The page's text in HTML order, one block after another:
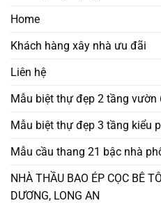
Home
Khách hàng xây nhà ưu đãi
Liên hệ
Mẫu biệt thự đẹp 2 tầng vườn
Mẫu biệt thự đẹp 3 tầng kiểu
Mẫu cầu thang 21 bậc nhà
NHÀ THẦU BAO ÉP CỌC BÊ
DƯƠNG, LONG AN